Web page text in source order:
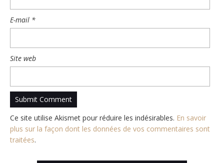
E-mail *
Site web
Ce site utilise Akismet pour réduire les indésirables. En savoir
plus sur la façon dont les données de vos commentaires sont
traitées.